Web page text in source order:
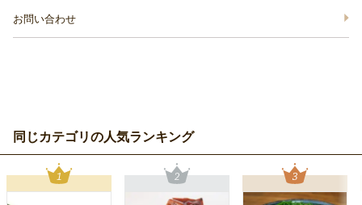
お問い合わせ
同じカテゴリの人気ランキング